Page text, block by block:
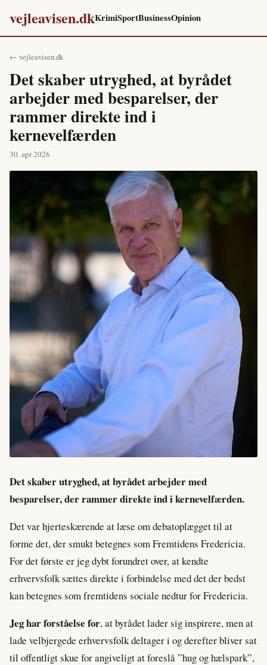
vejleavisen.dkKrimiSportBusinessOpinion
← vejleavisen.dk
Det skaber utryghed, at byrådet
arbejder med besparelser, der
rammer direkte ind i
kernevelfærden
30. apr 2026
Det skaber utryghed, at byrådet arbejder med
besparelser, der rammer direkte ind i kernevelfærden.
Det var hjerteskærende at læse om debatoplægget til at
forme det, der smukt betegnes som Fremtidens Fredericia.
For det første er jeg dybt forundret over, at kendte
erhvervsfolk sættes direkte i forbindelse med det der bedst
kan betegnes som fremtidens sociale nedtur for Fredericia.
Jeg har forståelse for, at byrådet lader sig inspirere, men at
lade velbjergede erhvervsfolk deltager i og derefter bliver sat
til offentligt skue for angiveligt at foreslå ”hug og hælspark”,